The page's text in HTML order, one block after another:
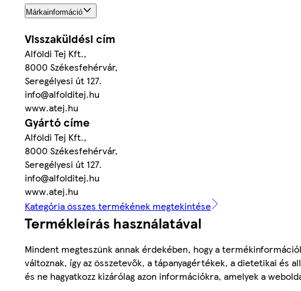
Márkainformáció
Visszaküldési cím
Alföldi Tej Kft.,
8000 Székesfehérvár,
Seregélyesi út 127.
info@alfolditej.hu
www.atej.hu
Gyártó címe
Alföldi Tej Kft.,
8000 Székesfehérvár,
Seregélyesi út 127.
info@alfolditej.hu
www.atej.hu
Kategória összes termékének megtekintése
Termékleírás használatával
Mindent megteszünk annak érdekében, hogy a
változnak, így az összetevők, a tápanyagértékek, a dietetikai és
és ne hagyatkozz kizárólag azon információkra, amelyek a